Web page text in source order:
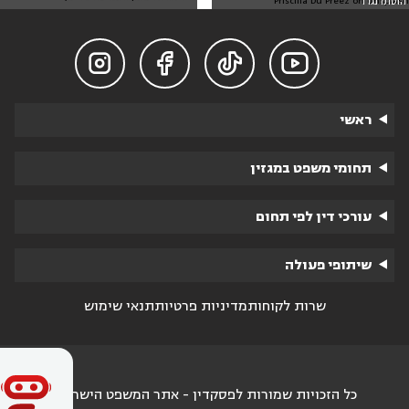




ראשי
תחומי משפט במגזין
עורכי דין לפי תחום
שיתופי פעולה
שרות לקוחותמדיניות פרטיותתנאי שימוש
כל הזכויות שמורות לפסקדין - אתר המשפט הישראלי